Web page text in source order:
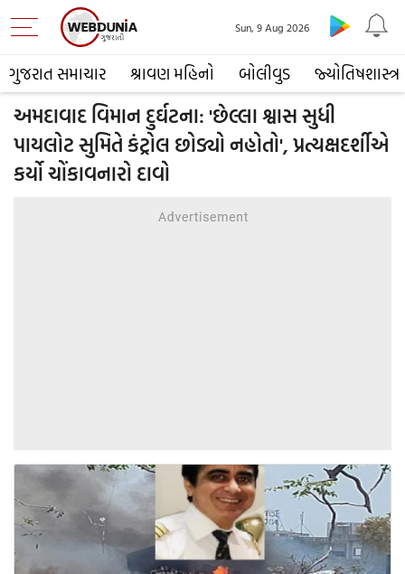
ગુજરાત સમાચાર શ્રાવણ મહિનો બોલીવુડ જ્યોતિષશાસ્ત્ર
Sun, 9 Aug 2026
અમદાવાદ વિમાન દુર્ઘટના: 'છેલ્લા શ્વાસ સુધી
પાયલોટ સુમિતે કંટ્રોલ છોડ્યો નહોતો', પ્રત્યક્ષદર્શીએ
કર્યો ચોંકાવનારો દાવો